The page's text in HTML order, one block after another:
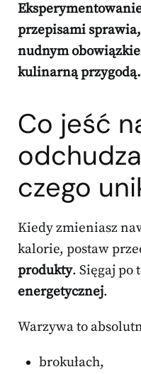
przepisami
nudnym
kulinarną przygodą.
Co jeść
czego
Kiedy zmieniasz
kalorie, postaw
produkty. Sięgaj po
energetycznej.
Warzywa to
brokułach,